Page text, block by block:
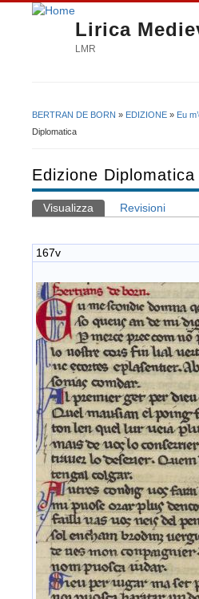
Lirica
LMR
Tu sei qui
BERTRAN DE BORN » EDIZIONE » Eu
Diplomatica
Edizione Diplomatica
Schede primarie
Visualizza (scheda attiva)
Revisioni
167v